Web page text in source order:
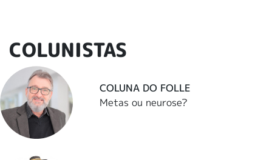
COLUNISTAS
COLUNA DO FOLLE
Metas ou neurose?